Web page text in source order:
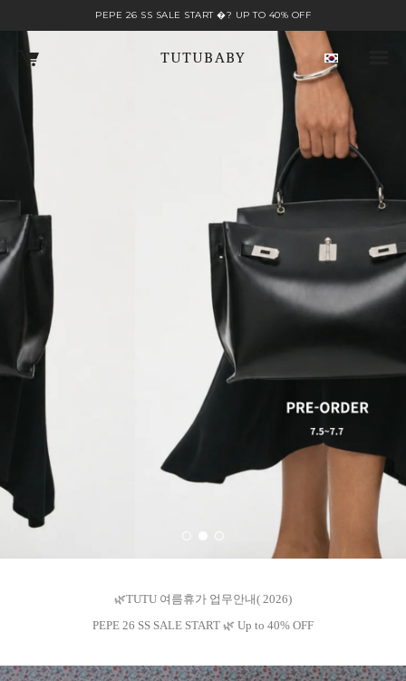
TUTUBABY
PEPE 26 SS SALE START �? UP TO 40% OFF
🌿TUTU 여름휴가 업무안내( 2026)
PEPE 26 SS SALE START 🌿 Up to 40% OFF